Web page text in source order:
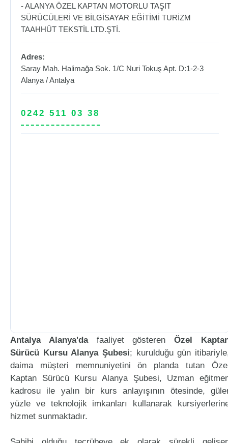
- ALANYA ÖZEL KAPTAN MOTORLU TAŞIT
SÜRÜCÜLERİ VE BİLGİSAYAR EĞİTİMİ TURİZM
TAAHHÜT TEKSTİL LTD.ŞTİ.
Adres:
Saray Mah. Halimağa Sok. 1/C Nuri Tokuş Apt. D:1-2-3
Alanya /Antalya
0242 511 03 38
Antalya Alanya'dafaaliyet gösterenÖzel
Sürücü Kursu Alanya Şubesi; kurulduğu gün
daima müşteri memnuniyetini ön planda tutan
Kaptan Sürücü Kursu Alanya Şubesi, Uzman
kadrosu ile yalın bir kurs anlayışının ötesinde,
yüzle ve teknolojik imkanları kullanarak
hizmet sunmaktadır.